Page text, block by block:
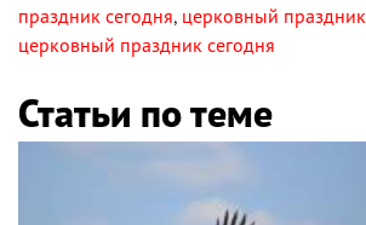
праздник сегодня, церковный праздник
церковный праздник сегодня
Статьи по теме